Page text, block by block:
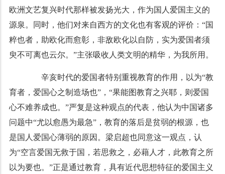
欧洲文艺复兴时代那样被发扬光大，作为国人爱国主义的
源泉。同时，他们对来自西方的文化也有客观的评价：“国
粹也者，助欧化而愈彰，非敌欧化以自防，实为爱国者须
臾不可离也云尔。”主张吸收人类文明的精华，为我所用。
辛亥时代的爱国者特别重视教育的作用，以为“教
育者，爱国心之制造场也”，“果能图教育之兴耶，则爱国
心不难养成也。”严复是这种观点的代表，他认为中国诸多
问题中“尤以愈愚为最急”，教育的落后是贫弱的根源，也
是国人爱国心薄弱的原因。梁启超也同意这一观点，认
为“空言爱国无救于国，若思救之，必藉人才，此教育之所
以为要也。”正是通过教育，具有近代思想特征的爱国主义